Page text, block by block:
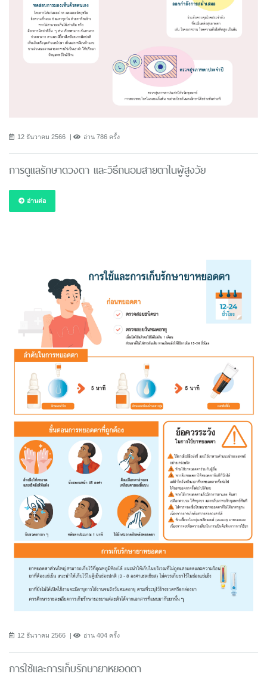
12 ธันวาคม 2566 อ่าน 786 ครั้ง
การดูแลรักษาดวงตา และวิธีถนอมสายตาในผู้สูงวัย
อ่านต่อ
12 ธันวาคม 2566 อ่าน 404 ครั้ง
การใช้และการเก็บรักษายาหยอดตา